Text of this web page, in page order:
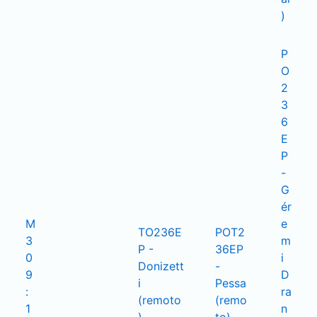
)
M
3
0
9
:
1
TO236E
P -
Donizett
i
(remoto
POT2
36EP
-
Pessa
(remo
P
O
2
3
6
E
P
-
G
ér
e
m
i
D
ra
n